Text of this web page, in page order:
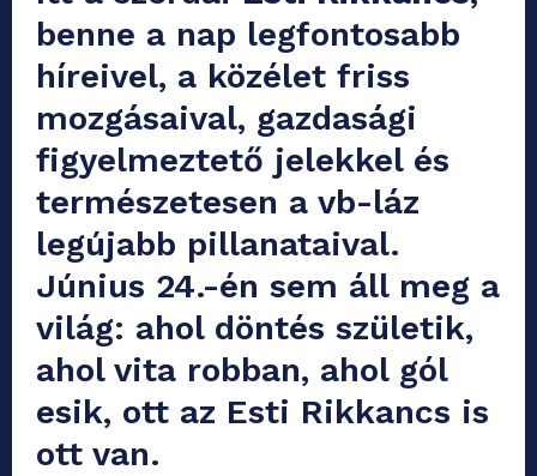
benne a nap legfontosabb
híreivel, a közélet friss
mozgásaival, gazdasági
figyelmeztető jelekkel és
természetesen a vb-láz
legújabb pillanataival.
Június 24.-én sem áll meg a
világ: ahol döntés születik,
ahol vita robban, ahol gól
esik, ott az Esti Rikkancs is
ott van.